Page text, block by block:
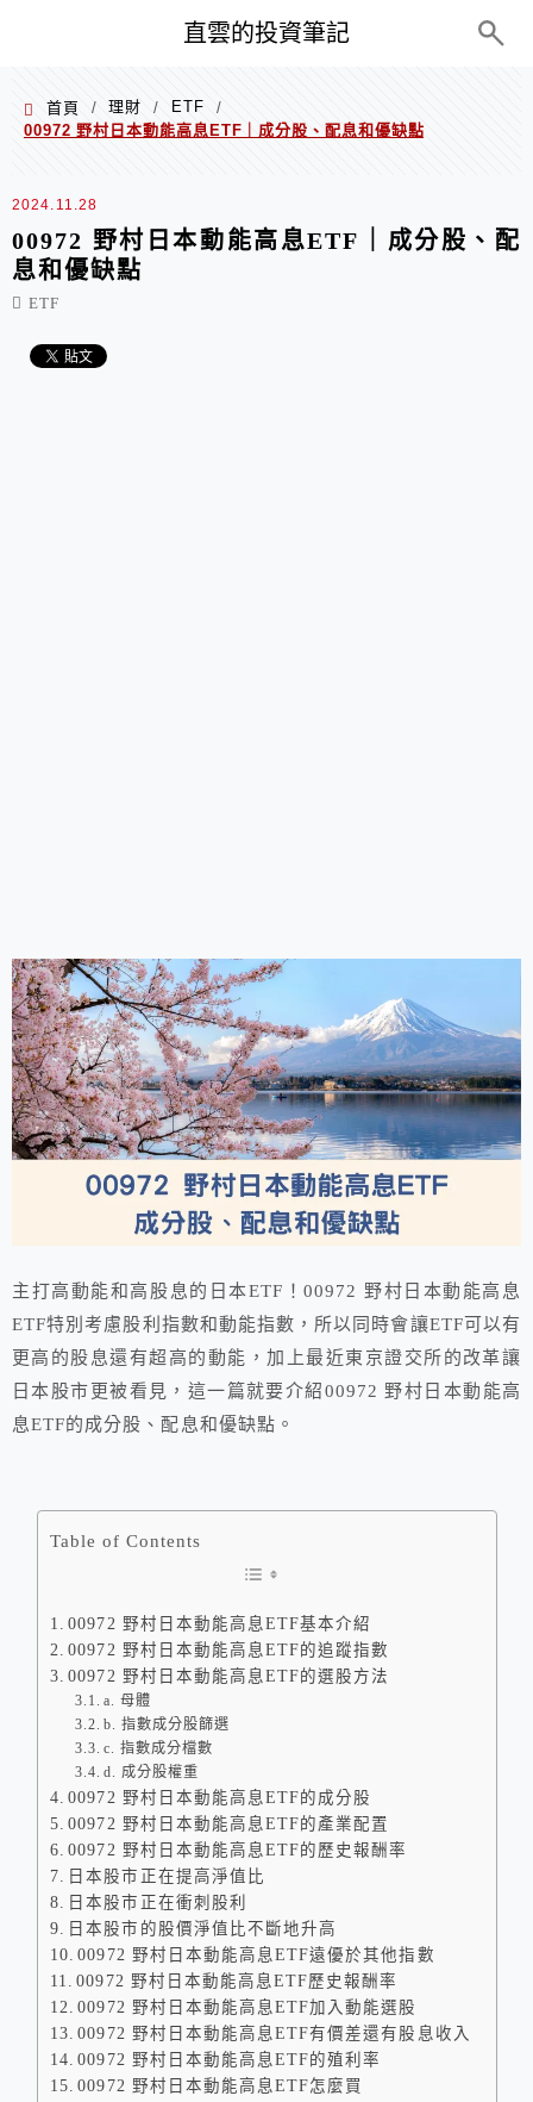
直雲的投資筆記
首頁 / 理財 / ETF
/
00972 野村日本動能高息ETF｜成分股、配息和優缺點
2024.11.28
00972 野村日本動能高息ETF｜成分股、配
息和優缺點
ETF
主打高動能和高股息的日本ETF！00972 野村日本動能高息
ETF特別考慮股利指數和動能指數，所以同時會讓ETF可以有
更高的股息還有超高的動能，加上最近東京證交所的改革讓
日本股市更被看見，這一篇就要介紹00972 野村日本動能高
息ETF的成分股、配息和優缺點。
Table of Contents
00972 野村日本動能高息ETF基本介紹
00972 野村日本動能高息ETF的追蹤指數
00972 野村日本動能高息ETF的選股方法
a. 母體
b. 指數成分股篩選
c. 指數成分檔數
d. 成分股權重
00972 野村日本動能高息ETF的成分股
00972 野村日本動能高息ETF的產業配置
00972 野村日本動能高息ETF的歷史報酬率
日本股市正在提高淨值比
日本股市正在衝刺股利
日本股市的股價淨值比不斷地升高
00972 野村日本動能高息ETF遠優於其他指數
00972 野村日本動能高息ETF歷史報酬率
00972 野村日本動能高息ETF加入動能選股
00972 野村日本動能高息ETF有價差還有股息收入
00972 野村日本動能高息ETF的殖利率
00972 野村日本動能高息ETF怎麼買